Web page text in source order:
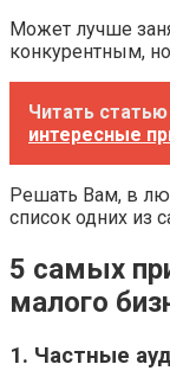
Может лучше
конкурентным,
Читать статью
интересные
Решать Вам, в
список одних из
5 самых
малого
1. Частные